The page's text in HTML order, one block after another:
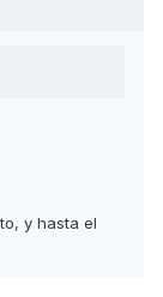
y hasta el